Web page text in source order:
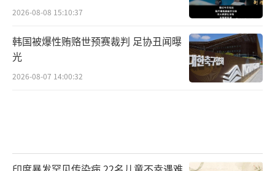
2026-08-08 15:10:37
韩国被爆性贿赂世预赛裁判 足协丑闻曝
光
2026-08-07 14:00:32